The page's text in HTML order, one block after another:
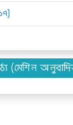
(মেশিন